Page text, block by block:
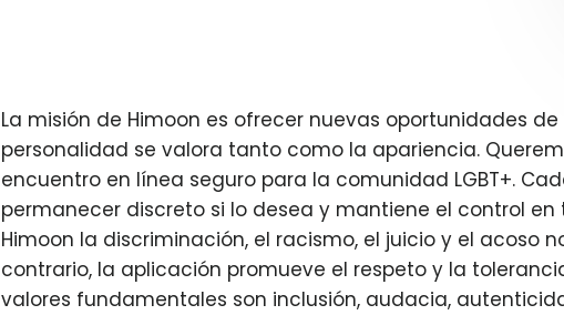
La misión de Himoon es ofrecer nuevas oportunidades
personalidad se valora tanto como la apariencia.
encuentro en línea seguro para la comunidad LGBT+.
permanecer discreto si lo desea y mantiene el control en
Himoon la discriminación, el racismo, el juicio y el acoso
contrario, la aplicación promueve el respeto y la
valores fundamentales son inclusión, audacia,